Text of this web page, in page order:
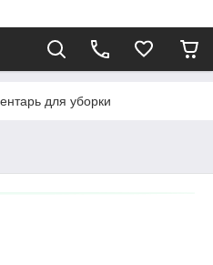
для уборки